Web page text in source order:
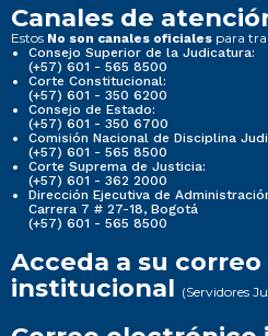
Canales de
Estos No son canales oficiales para
Consejo Superior de la Judicatura:
(+57) 601 - 565 8500
Corte Constitucional:
(+57) 601 - 350 6200
Consejo de Estado:
(+57) 601 - 350 6700
Comisión Nacional de Disciplina
(+57) 601 - 565 8500
Corte Suprema de Justicia:
(+57) 601 - 362 2000
Dirección Ejecutiva de
Carrera 7 # 27-18, Bogotá
(+57) 601 - 565 8500
Acceda a su
institucional (Servidores